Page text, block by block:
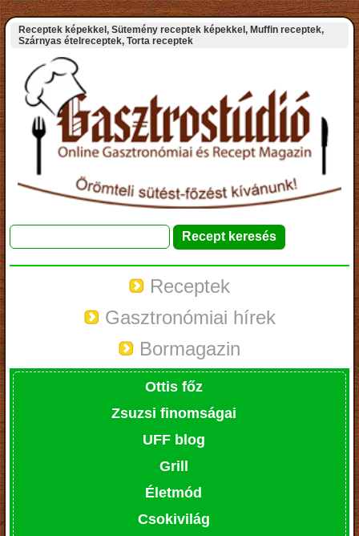
Receptek képekkel, Sütemény receptek képekkel, Muffin receptek,
Szárnyas ételreceptek, Torta receptek
Receptek
Gasztronómiai hírek
Bormagazin
Ottis főz
Zsuzsi finomságai
UFF blog
Grill
Életmód
Csokivilág